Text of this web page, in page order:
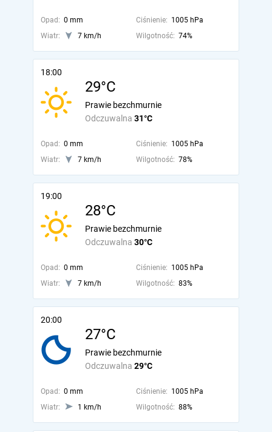
Opad: 0 mm Ciśnienie: 1005 hPa
Wiatr:
7 km/h Wilgotność: 74%
18:00
29°C
Odczuwalna 31°C
Prawie bezchmurnie
Opad: 0 mm Ciśnienie: 1005 hPa
Wiatr:
7 km/h Wilgotność: 78%
19:00
28°C
Odczuwalna 30°C
Prawie bezchmurnie
Opad: 0 mm Ciśnienie: 1005 hPa
Wiatr:
7 km/h Wilgotność: 83%
20:00
27°C
Odczuwalna 29°C
Prawie bezchmurnie
Opad: 0 mm Ciśnienie: 1005 hPa
Wiatr:
1 km/h Wilgotność: 88%